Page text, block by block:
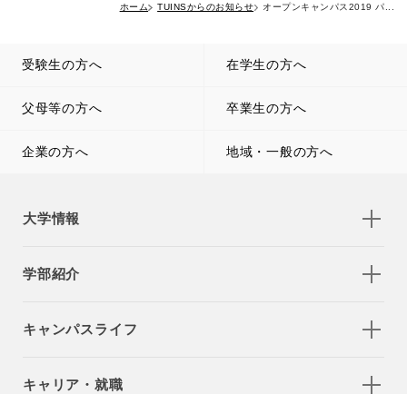
ホーム TUINSからのお知らせ オープンキャンパス2019 パ...
受験生の方へ 在学生の方へ
父母等の方へ 卒業生の方へ
企業の方へ 地域・一般の方へ
大学情報
学部紹介
キャンパスライフ
キャリア・就職